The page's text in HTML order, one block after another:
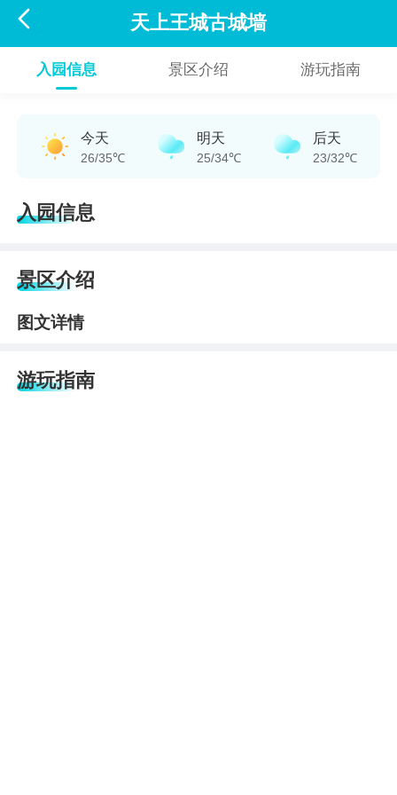
 天上王城古城墙
入园信息 景区介绍 游玩指南
今天
26/35℃
明天
25/34℃
后天
23/32℃
入园信息
景区介绍
图文详情
游玩指南